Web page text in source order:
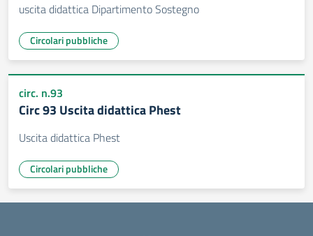
uscita didattica Dipartimento Sostegno
Circolari pubbliche
circ. n.93
Circ 93 Uscita didattica Phest
Uscita didattica Phest
Circolari pubbliche